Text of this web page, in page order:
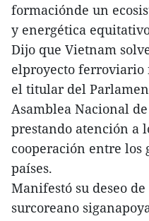
formaciónde un
y energética
Dijo que Vietnam
elproyecto ferroviario
el titular del
Asamblea Nacional
prestando atención a
cooperación entre los
países.
Manifestó su deseo
surcoreano